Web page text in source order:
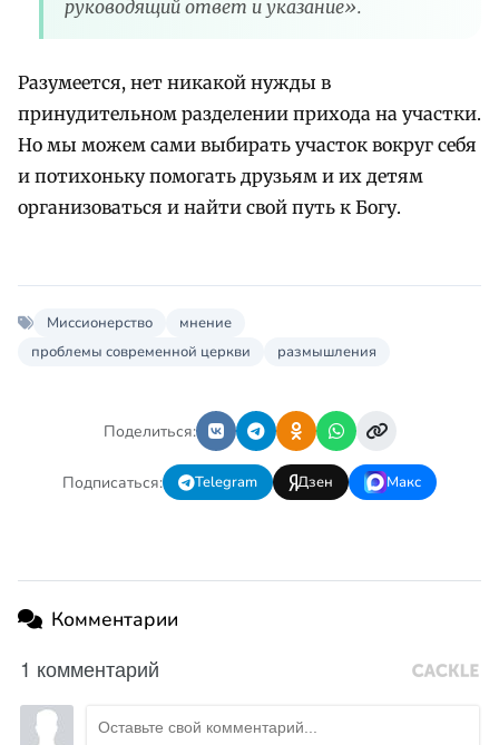
руководящий ответ и указание».
Разумеется, нет никакой нужды в
принудительном разделении прихода на участки.
Но мы можем сами выбирать участок вокруг себя
и потихоньку помогать друзьям и их детям
организоваться и найти свой путь к Богу.
Миссионерство
мнение
проблемы современной церкви
размышления
Поделиться:
Подписаться: Telegram Дзен Макс
Комментарии
1 комментарий